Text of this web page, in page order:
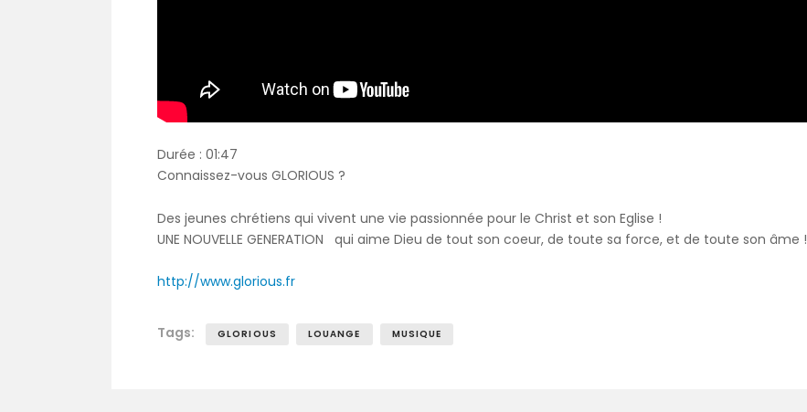
Durée : 01:47
Connaissez-vous GLORIOUS ?
Des jeunes chrétiens qui vivent une vie passionnée pour le Christ et son Eglise !
UNE NOUVELLE GENERATION qui aime Dieu de tout son coeur, de toute sa force, et de toute son âme !
http://www.glorious.fr
Tags: GLORIOUS LOUANGE MUSIQUE